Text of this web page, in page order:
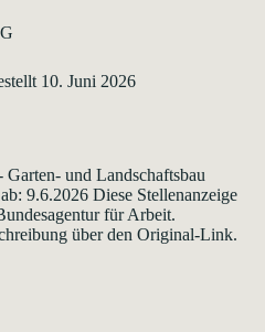
10. Juni 2026
und Landschaftsbau
9.6.2026 Diese Stellenanzeige
für Arbeit.
über den Original-Link.